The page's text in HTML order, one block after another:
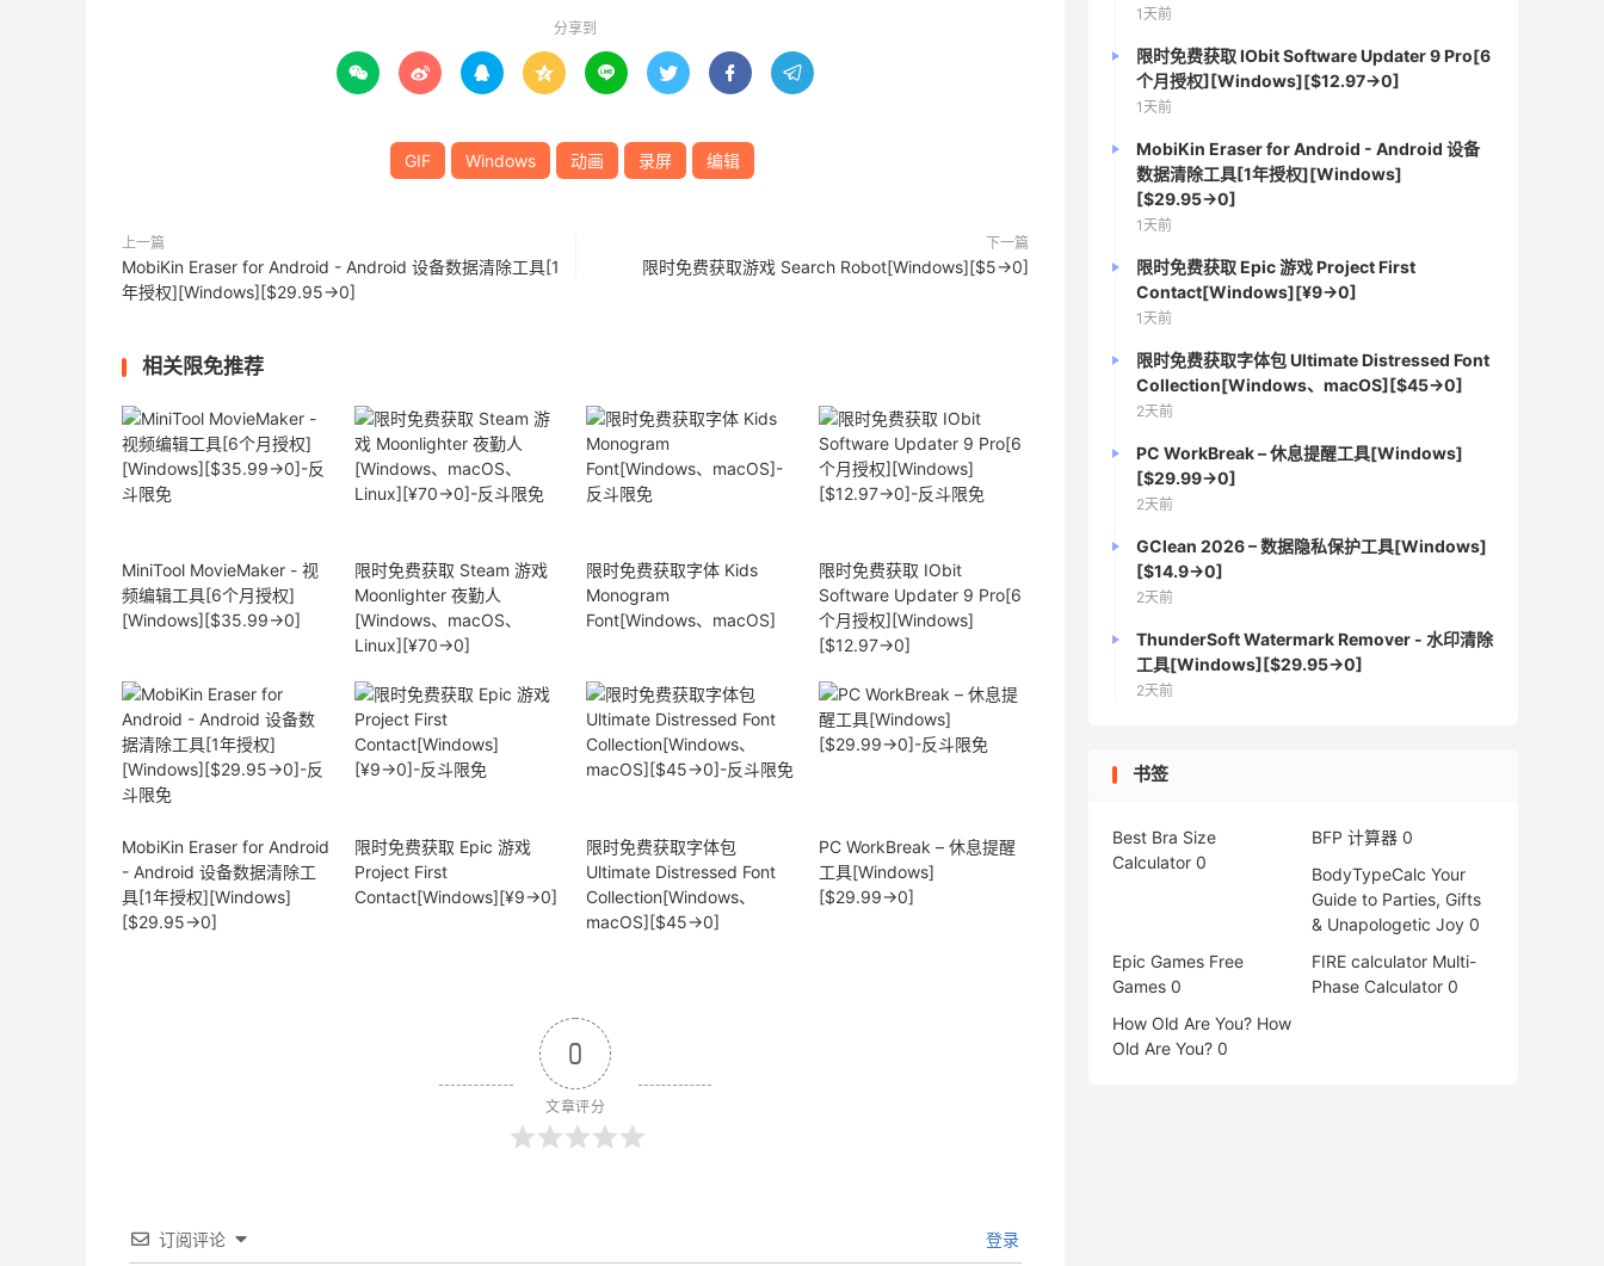
分享到
       
GIF Windows 动画 录屏 编辑
上一篇
MobiKin Eraser for Android - Android 设备数据清除工具[1
年授权][Windows][$29.95→0]
下一篇
限时免费获取游戏 Search Robot[Windows][$5→0]
相关限免推荐
MiniTool MovieMaker - 视
频编辑工具[6个月授权]
[Windows][$35.99→0]
限时免费获取 Steam 游戏
Moonlighter 夜勤人
[Windows、macOS、
Linux][¥70→0]
限时免费获取字体 Kids
Monogram
Font[Windows、macOS]
限时免费获取 IObit
Software Updater 9 Pro[6
个月授权][Windows]
[$12.97→0]
MobiKin Eraser for Android
- Android 设备数据清除工
具[1年授权][Windows]
[$29.95→0]
限时免费获取 Epic 游戏
Project First
Contact[Windows][¥9→0]
限时免费获取字体包
Ultimate Distressed Font
Collection[Windows、
macOS][$45→0]
PC WorkBreak – 休息提醒
工具[Windows]
[$29.99→0]
0
文章评分
订阅评论 登录
1天前
限时免费获取 IObit Software Updater 9 Pro[6
个月授权][Windows][$12.97→0]
1天前
MobiKin Eraser for Android - Android 设备
数据清除工具[1年授权][Windows]
[$29.95→0]
1天前
限时免费获取 Epic 游戏 Project First
Contact[Windows][¥9→0]
1天前
限时免费获取字体包 Ultimate Distressed Font
Collection[Windows、macOS][$45→0]
2天前
PC WorkBreak – 休息提醒工具[Windows]
[$29.99→0]
2天前
GClean 2026 – 数据隐私保护工具[Windows]
[$14.9→0]
2天前
ThunderSoft Watermark Remover - 水印清除
工具[Windows][$29.95→0]
2天前
书签
Best Bra Size
Calculator 0
BFP 计算器 0
BodyTypeCalc Your
Guide to Parties, Gifts
& Unapologetic Joy 0
Epic Games Free
Games 0
FIRE calculator Multi-
Phase Calculator 0
How Old Are You? How
Old Are You? 0